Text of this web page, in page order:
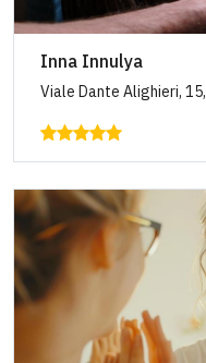
Inna Innulya
Viale Dante Alighieri,